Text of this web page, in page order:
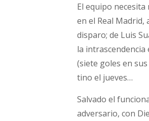
El equipo
en el Real
disparo; de Luis
la
(siete goles en
tino el jueves…
Salvado el
adversario, con